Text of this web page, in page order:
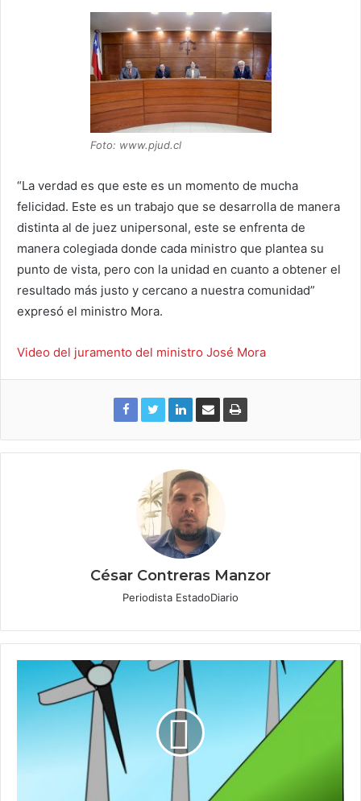
Foto: www.pjud.cl
“La verdad es que este es un momento de mucha
felicidad. Este es un trabajo que se desarrolla de manera
distinta al de juez unipersonal, este se enfrenta de
manera colegiada donde cada ministro que plantea su
punto de vista, pero con la unidad en cuanto a obtener el
resultado más justo y cercano a nuestra comunidad”
expresó el ministro Mora.
Video del juramento del ministro José Mora
César Contreras Manzor
Periodista EstadoDiario